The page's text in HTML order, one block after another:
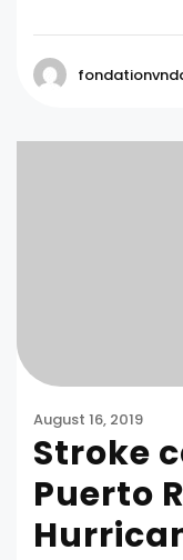
August 16, 2019
Stroke
Puerto